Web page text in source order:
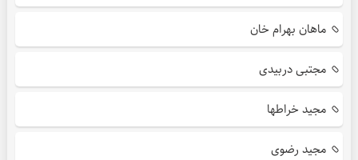
ماهان بهرام خان
مجتبی دربیدی
مجید خراطها
مجید رضوی